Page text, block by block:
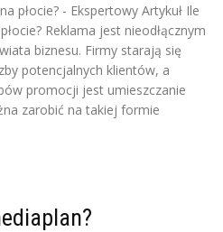
płocie? - Ekspertowy Artykuł Ile
Reklama jest nieodłącznym
biznesu. Firmy starają się
potencjalnych klientów, a
promocji jest umieszczanie
zarobić na takiej formie